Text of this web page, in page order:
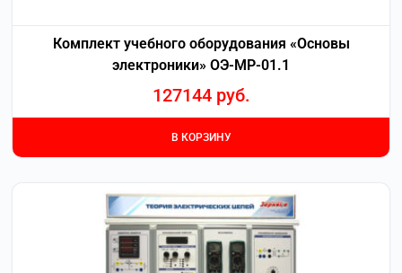
Комплект учебного оборудования «Основы
электроники» ОЭ-МР-01.1
127144 руб.
В КОРЗИНУ